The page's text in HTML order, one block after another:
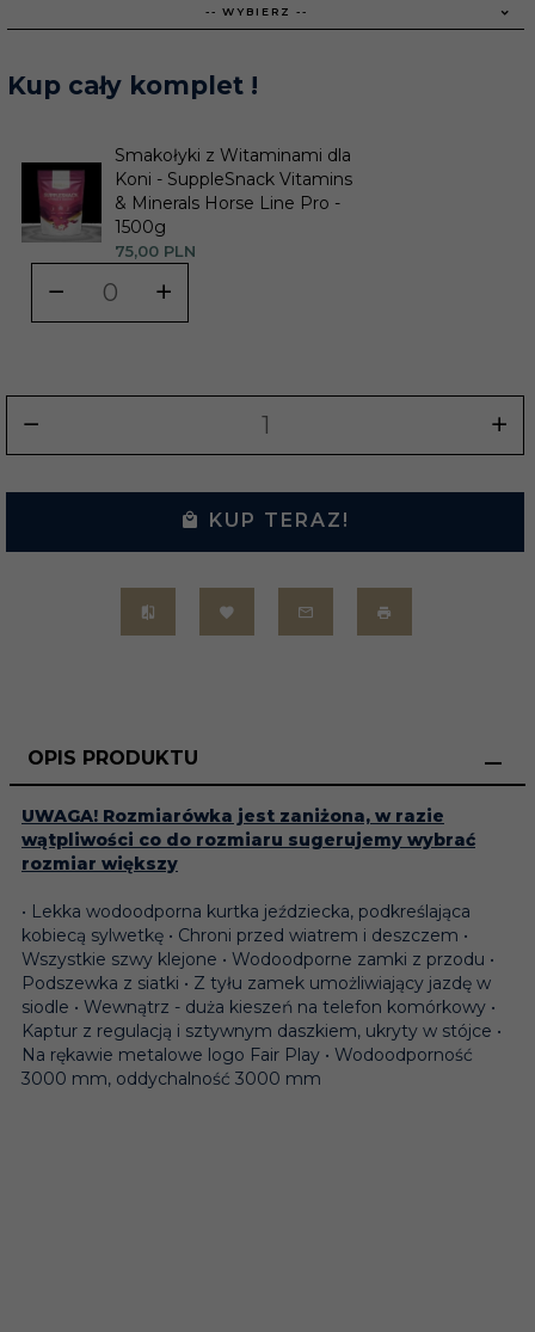
-- WYBIERZ --
Kup cały komplet !
Smakołyki z Witaminami dla
Koni - SuppleSnack Vitamins
& Minerals Horse Line Pro -
1500g
75,00 PLN
KUP TERAZ!
OPIS PRODUKTU
UWAGA! Rozmiarówka jest zaniżona, w razie
wątpliwości co do rozmiaru sugerujemy wybrać
rozmiar większy
• Lekka wodoodporna kurtka jeździecka, podkreślająca
kobiecą sylwetkę • Chroni przed wiatrem i deszczem •
Wszystkie szwy klejone • Wodoodporne zamki z przodu •
Podszewka z siatki • Z tyłu zamek umożliwiający jazdę w
siodle • Wewnątrz - duża kieszeń na telefon komórkowy •
Kaptur z regulacją i sztywnym daszkiem, ukryty w stójce •
Na rękawie metalowe logo Fair Play • Wodoodporność
3000 mm, oddychalność 3000 mm